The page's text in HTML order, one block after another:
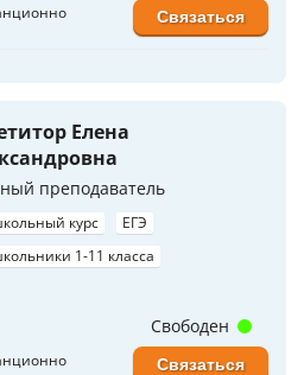
Связаться
Елена
преподаватель
курс
ЕГЭ
1-11 класса
Свободен
Связаться